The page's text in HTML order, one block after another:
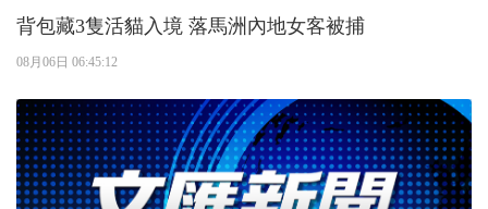
背包藏3隻活貓入境 落馬洲內地女客被捕
08月06日 06:45:12